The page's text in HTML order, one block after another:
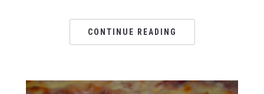
CONTINUE READING